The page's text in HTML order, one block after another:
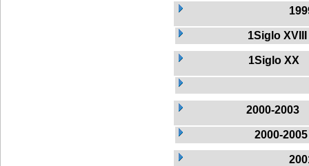
1Siglo XVIII
1Siglo XX
2000-2003
2000-2005